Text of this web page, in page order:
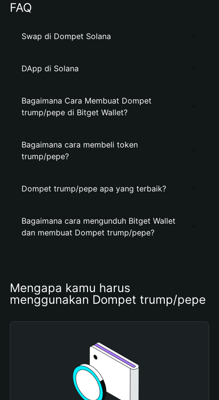
FAQ
Swap di Dompet Solana
DApp di Solana
Bagaimana Cara Membuat Dompet
trump/pepe di Bitget Wallet?
Bagaimana cara membeli token
trump/pepe?
Dompet trump/pepe apa yang terbaik?
Bagaimana cara mengunduh Bitget Wallet
dan membuat Dompet trump/pepe?
Mengapa kamu harus
menggunakan Dompet trump/pepe